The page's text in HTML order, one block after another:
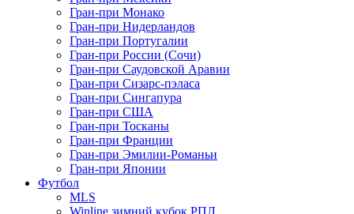
Гран-при Монако
Гран-при Нидерландов
Гран-при Португалии
Гран-при России (Сочи)
Гран-при Саудовской Аравии
Гран-при Сизарс-пэласа
Гран-при Сингапура
Гран-при США
Гран-при Тосканы
Гран-при Франции
Гран-при Эмилии-Романьи
Гран-при Японии
Футбол
MLS